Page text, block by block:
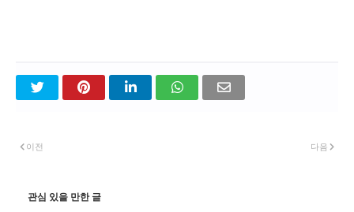
다음
이전
관심 있을 만한 글